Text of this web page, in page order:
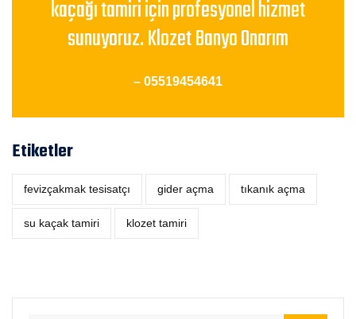
kaçağı tamiri için profesyonel hizmet
sunuyoruz. Klozet Banyo Onarım
– 05519454641
Etiketler
fevizçakmak tesisatçı ‎gider açma tıkanık açma
su kaçak tamiri klozet tamiri